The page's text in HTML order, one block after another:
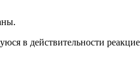
в действительности